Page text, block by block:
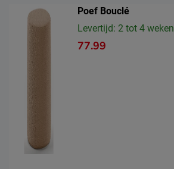
Poef Bouclé
Levertijd: 2 tot 4 weken
77.99